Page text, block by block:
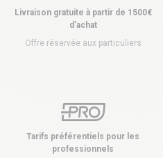
Livraison gratuite à partir de 1500€
d’achat
Offre réservée aux particuliers
Tarifs préférentiels pour les
professionnels